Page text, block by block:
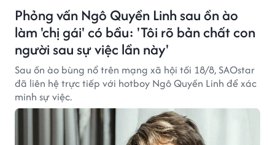
Phỏng vấn Ngô Quyền Linh sau ồn ào
làm 'chị gái' có bầu: 'Tôi rõ bản chất con
người sau sự việc lần này'
Sau ồn ào bùng nổ trên mạng xã hội tối 18/8, SAOstar
đã liên hệ trực tiếp với hotboy Ngô Quyền Linh để xác
minh sự việc.